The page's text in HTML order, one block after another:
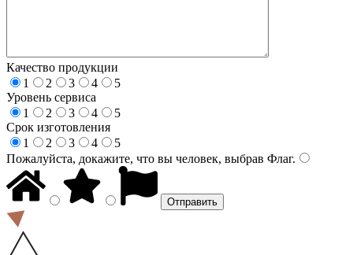
Качество продукции
1
2 3 4
5
Уровень сервиса
1
2 3 4
5
Срок изготовления
1
2 3 4
5
Пожалуйста, докажите, что вы человек, выбрав Флаг.